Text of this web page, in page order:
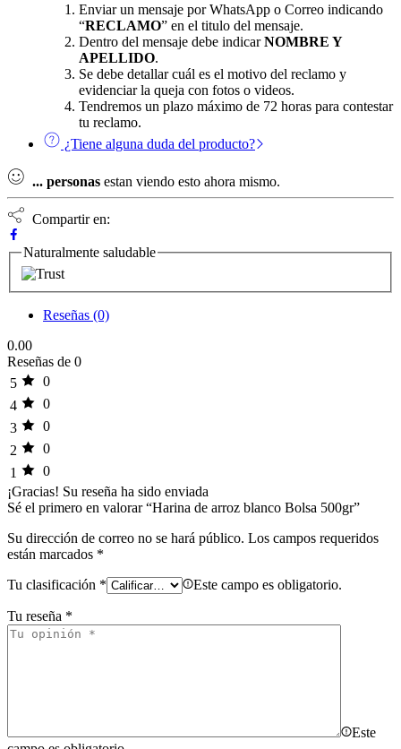
Enviar un mensaje por WhatsApp o Correo indicando
“RECLAMO” en el titulo del mensaje.
Dentro del mensaje debe indicarNOMBRE Y
APELLIDO.
Se debe detallar cuál es el motivo del reclamo y
evidenciar la queja con fotos o videos.
Tendremos un plazo máximo de 72 horas para contestar
tu reclamo.
¿Tiene alguna duda del producto?
... personas estan viendo esto ahora mismo.
Compartir en:
Naturalmente saludable
Reseñas (0)
0.00
Reseñas de 0
5
0
4
0
3
0
2
0
1
0
¡Gracias! Su reseña ha sido enviada
Sé el primero en valorar “Harina de arroz blanco Bolsa 500gr”
Su dirección de correo no se hará público. Los campos requeridos
están marcados *
Tu clasificación * Este campo es obligatorio.
Tu reseña *
Este